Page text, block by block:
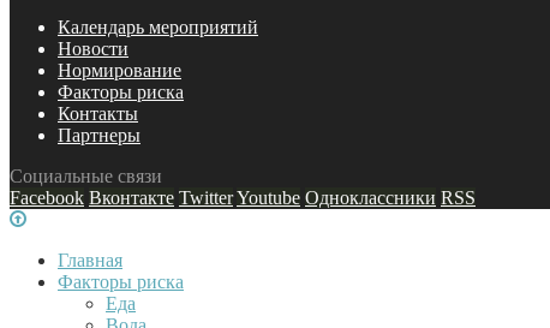
Календарь мероприятий
Новости
Нормирование
Факторы риска
Контакты
Партнеры
Социальные связи
Facebook Вконтакте TwitterYoutube Одноклассники RSS
Главная
Факторы риска
Еда